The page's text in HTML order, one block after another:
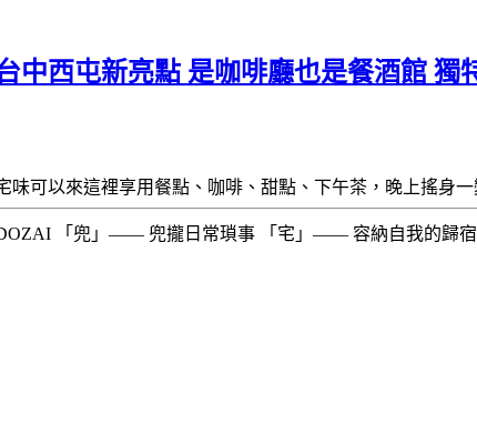
西屯新亮點 是咖啡廳也是餐酒館 獨
可以來這裡享用餐點、咖啡、甜點、下午茶，晚上搖身
「兜」—— 兜攏日常瑣事 「宅」—— 容納自我的歸